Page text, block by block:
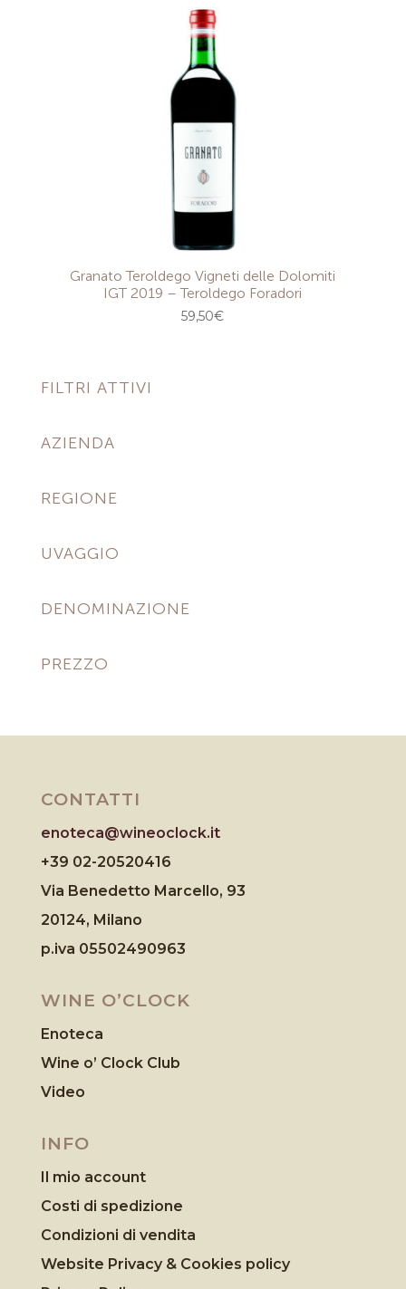
Granato Teroldego Vigneti delle Dolomiti
IGT 2019 – Teroldego Foradori
59,50€
FILTRI ATTIVI
AZIENDA
REGIONE
UVAGGIO
DENOMINAZIONE
PREZZO
CONTATTI
enoteca@wineoclock.it
+39 02-20520416
Via Benedetto Marcello, 93
20124, Milano
p.iva 05502490963
WINE O’CLOCK
Enoteca
Wine o’ Clock Club
Video
INFO
Il mio account
Costi di spedizione
Condizioni di vendita
Website Privacy & Cookies policy